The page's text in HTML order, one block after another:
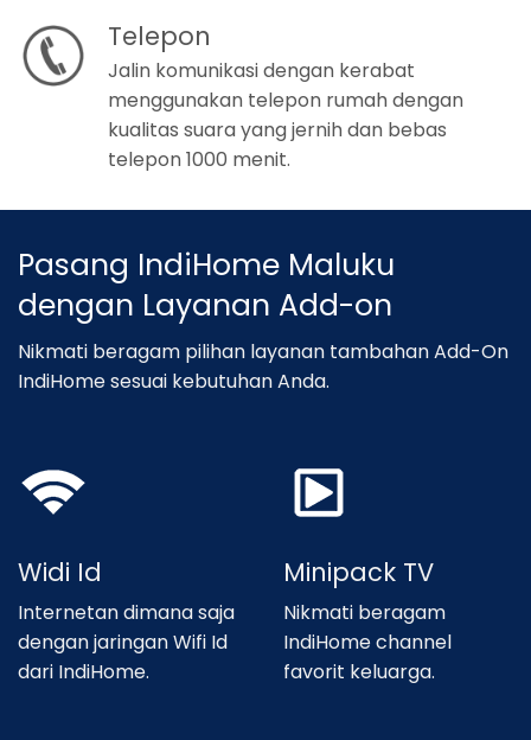
Telepon
Jalin komunikasi dengan kerabat
menggunakan telepon rumah dengan
kualitas suara yang jernih dan bebas
telepon 1000 menit.
Pasang IndiHome Maluku
dengan Layanan Add-on
Nikmati beragam pilihan layanan tambahan Add-On
IndiHome sesuai kebutuhan Anda.
Widi Id
Internetan dimana saja
dengan jaringan Wifi Id
dari IndiHome.
Minipack TV
Nikmati beragam
IndiHome channel
favorit keluarga.